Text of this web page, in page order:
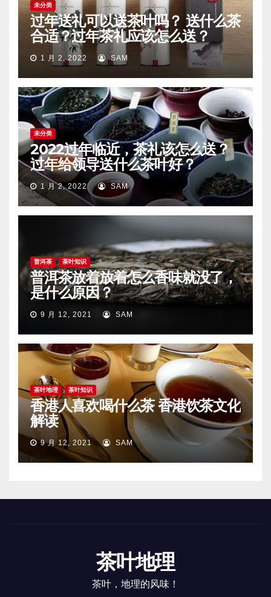
未分类
过年送礼可以送茶叶吗？ 送什么茶
合适？过年茶礼应该怎么送？
1 月 2, 2022 SAM
未分类
2022过年临近，茶礼该怎么送？
过年给领导送什么茶叶好？
1 月 2, 2022 SAM
普洱茶 茶叶知识
普洱茶放着放着怎么香味就没了，
是什么原因？
9 月 12, 2021 SAM
茶叶地理 茶叶知识
香港人喜欢喝什么茶 香港饮茶文化
解读
9 月 12, 2021 SAM
茶叶地理
茶叶，地理的风味！